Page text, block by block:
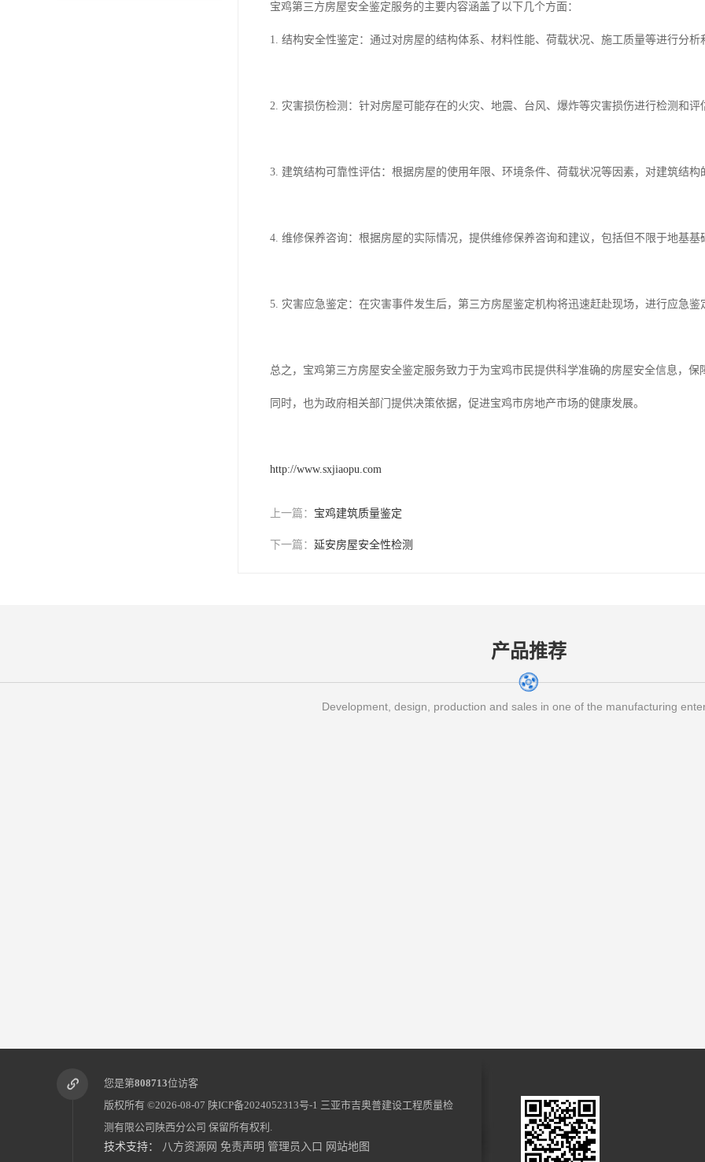
宝鸡第三方房屋安全鉴定服务的主要内容涵盖了以下几个方面：
1. 结构安全性鉴定：通过对房屋的结构体系、材料性能、荷载状况、施工质量等进行分析
2. 灾害损伤检测：针对房屋可能存在的火灾、地震、台风、爆炸等灾害损伤进行检测和评
3. 建筑结构可靠性评估：根据房屋的使用年限、环境条件、荷载状况等因素，对建筑结构
4. 维修保养咨询：根据房屋的实际情况，提供维修保养咨询和建议，包括但不限于地基基
5. 灾害应急鉴定：在灾害事件发生后，第三方房屋鉴定机构将迅速赶赴现场，进行应急鉴
总之，宝鸡第三方房屋安全鉴定服务致力于为宝鸡市民提供科学准确的房屋安全信息，保
同时，也为政府相关部门提供决策依据，促进宝鸡市房地产市场的健康发展。
http://www.sxjiaopu.com
上一篇： 宝鸡建筑质量鉴定
下一篇： 延安房屋安全性检测
产品推荐
Development, design, production and sales in one of the manufacturing
您是第808713位访客
版权所有 ©2026-08-07 陕ICP备2024052313号-1 三亚市吉奥普建设工程质量检
测有限公司陕西分公司 保留所有权利.
技术支持： 八方资源网 免责声明 管理员入口 网站地图